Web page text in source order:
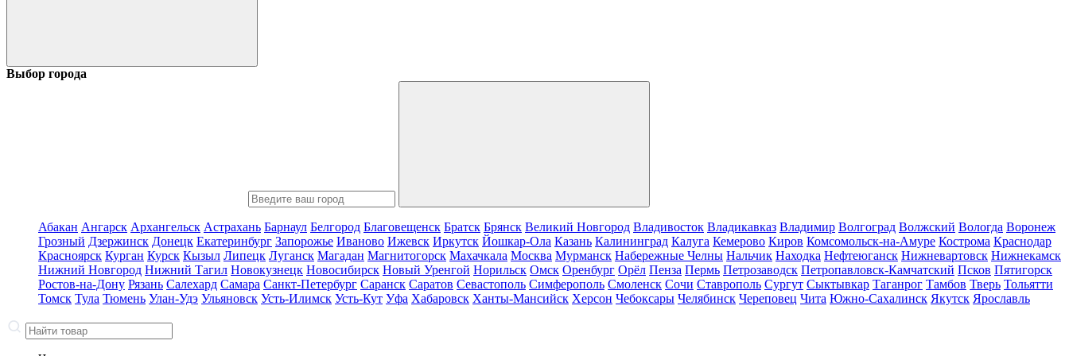
Выбор города
Абакан Ангарск Архангельск Астрахань Барнаул Белгород Благовещенск Братск Брянск Великий Новгород Владивосток Владикавказ Владимир Волгоград Волжский Вологда Воронеж
Грозный Дзержинск Донецк Екатеринбург Запорожье Иваново Ижевск Иркутск Йошкар-Ола Казань Калининград Калуга Кемерово Киров Комсомольск-на-Амуре Кострома Краснодар
Красноярск Курган Курск Кызыл Липецк Луганск Магадан Магнитогорск Махачкала Москва Мурманск Набережные Челны Нальчик Находка Нефтеюганск Нижневартовск Нижнекамск
Нижний Новгород Нижний Тагил Новокузнецк Новосибирск Новый Уренгой Норильск Омск Оренбург Орёл Пенза Пермь Петрозаводск Петропавловск-Камчатский Псков Пятигорск
Ростов-на-Дону Рязань Салехард Самара Санкт-Петербург Саранск Саратов Севастополь Симферополь Смоленск Сочи Ставрополь Сургут Сыктывкар Таганрог Тамбов Тверь Тольятти
Томск Тула Тюмень Улан-Удэ Ульяновск Усть-Илимск Усть-Кут Уфа Хабаровск Ханты-Мансийск Херсон Чебоксары Челябинск Череповец Чита Южно-Сахалинск Якутск Ярославль